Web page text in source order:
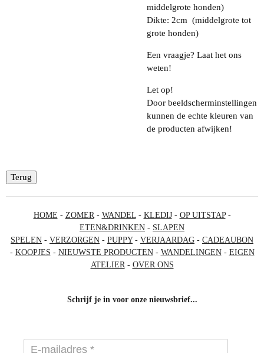
middelgrote honden)
Dikte: 2cm (middelgrote tot
grote honden)
Een vraagje? Laat het ons
weten!
Let op!
Door beeldscherminstellingen
kunnen de echte kleuren van
de producten afwijken!
Terug
HOME - ZOMER- WANDEL- KLEDIJ- OP UITSTAP-
ETEN&DRINKEN - SLAPEN
SPELEN - VERZORGEN - PUPPY- VERJAARDAG - CADEAUBON
- KOOPJES - NIEUWSTE PRODUCTEN- WANDELINGEN- EIGEN
ATELIER- OVER ONS
Schrijf je in voor onze nieuwsbrief...